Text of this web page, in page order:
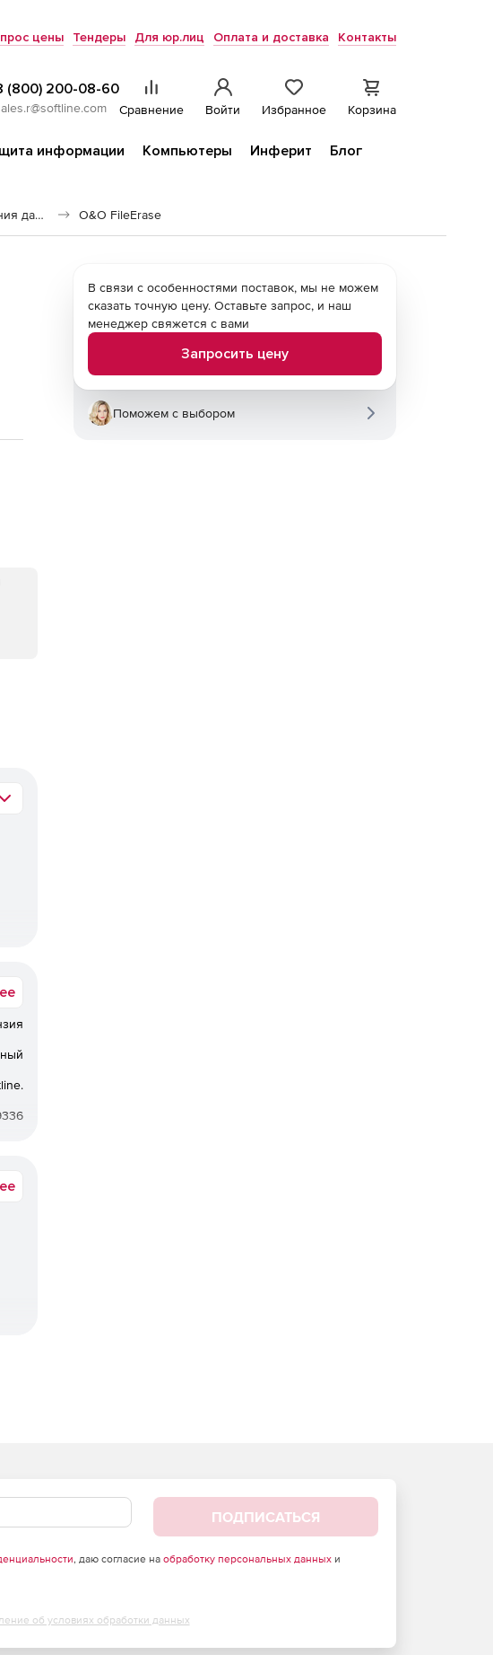
цены Тендеры Для юр.лиц Оплата и доставка Контакты
(800) 200-08-60
Сравнение Войти Избранное Корзина
информации Компьютеры Инферит
Блог
Программное обеспечение для восстановления данных O&O FileErase
В связи с особенностями поставок, мы не можем
сказать точную цену. Оставьте запрос, и наш
менеджер свяжется с вами
Запросить цену
Поможем с выбором
ПОДПИСАТЬСЯ
, даю согласие на обработку персональных данныхи
об условиях обработки данных